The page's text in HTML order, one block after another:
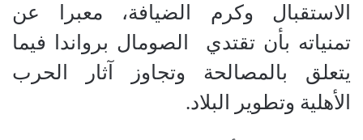
الاستقبال وكرم الضيافة، معبرا عن
تمنياته بأن تقتدي الصومال برواندا فيما
يتعلق بالمصالحة وتجاوز آثار الحرب
الأهلية وتطوير البلاد.